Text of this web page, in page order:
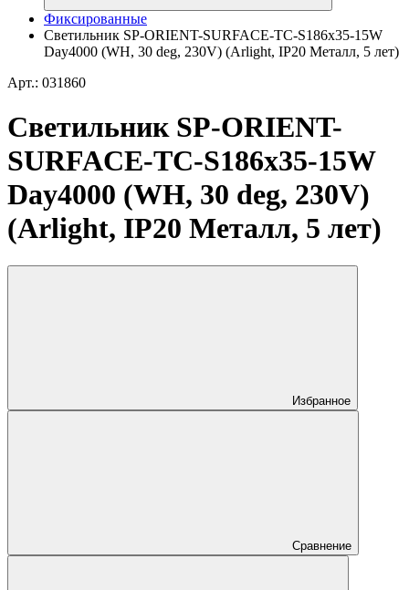
Фиксированные
Светильник SP-ORIENT-SURFACE-TC-S186x35-15W
Day4000 (WH, 30 deg, 230V) (Arlight, IP20 Металл, 5 лет)
Арт.: 031860
Светильник SP-ORIENT-
SURFACE-TC-S186x35-15W
Day4000 (WH, 30 deg, 230V)
(Arlight, IP20 Металл, 5 лет)
Избранное
Сравнение